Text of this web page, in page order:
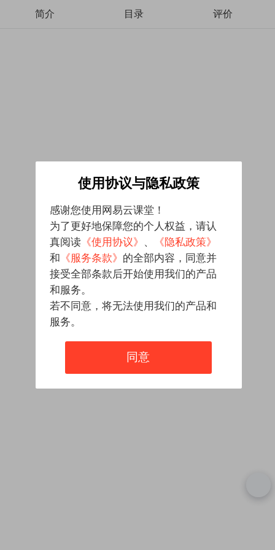
简介 目录 评价
使用协议与隐私政策
感谢您使用网易云课堂！
为了更好地保障您的个人权益，请认
真阅读 《使用协议》 、
《隐私政策》
和 《服务条款》 的全部内容，同意并
接受全部条款后开始使用我们的产品
和服务。
若不同意，将无法使用我们的产品和
服务。
同意